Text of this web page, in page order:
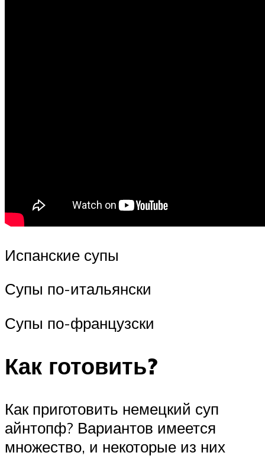
Испанские супы
Супы по-итальянски
Супы по-французски
Как готовить?
Как приготовить немецкий суп
айнтопф? Вариантов имеется
множество, и некоторые из них